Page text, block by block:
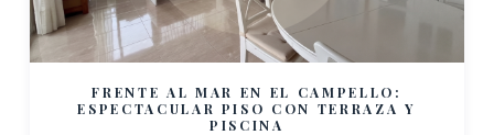
FRENTE AL MAR EN EL CAMPELLO:
ESPECTACULAR PISO CON TERRAZA Y
PISCINA